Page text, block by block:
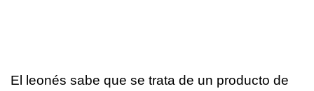
El leonés sabe que se trata de un producto de